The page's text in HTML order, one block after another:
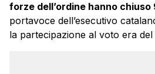
forze dell’ordine hanno chiuso
portavoce dell’esecutivo
la partecipazione al voto era del